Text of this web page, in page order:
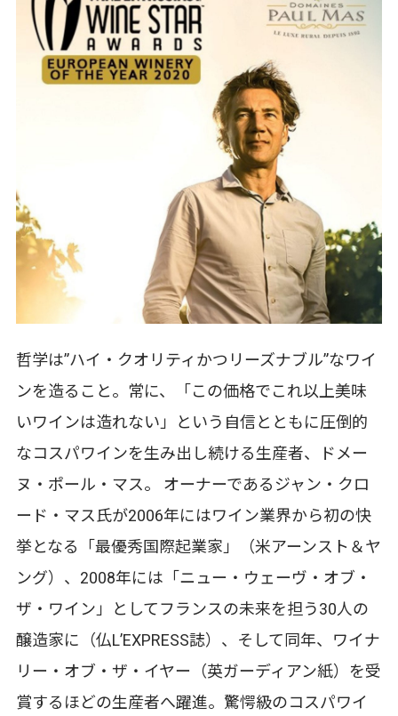
哲学は”ハイ・クオリティかつリーズナブル”なワイ
ンを造ること。常に、「この価格でこれ以上美味
いワインは造れない」という自信とともに圧倒的
なコスパワインを生み出し続ける生産者、ドメー
ヌ・ポール・マス。 オーナーであるジャン・クロ
ード・マス氏が2006年にはワイン業界から初の快
挙となる「最優秀国際起業家」（米アーンスト＆ヤ
ング）、2008年には「ニュー・ウェーヴ・オブ・
ザ・ワイン」としてフランスの未来を担う30人の
醸造家に（仏L’EXPRESS誌）、そして同年、ワイナ
リー・オブ・ザ・イヤー（英ガーディアン紙）を受
賞するほどの生産者へ躍進。驚愕級のコスパワイ